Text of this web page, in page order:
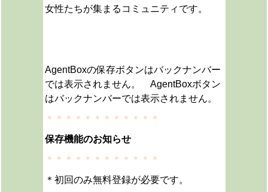
女性たちが集まるコミュニティです。
AgentBoxの保存ボタンはバックナンバー
では表示されません。 AgentBoxボタン
はバックナンバーでは表示されません。
＊＊＊＊＊＊＊＊＊＊＊＊
保存機能のお知らせ
＊＊＊＊＊＊＊＊＊＊＊＊
＊初回のみ無料登録が必要です。